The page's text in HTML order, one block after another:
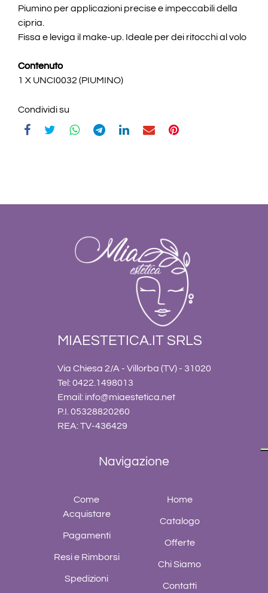
Piumino per applicazioni precise e impeccabili della
cipria.
Fissa e leviga il make-up. Ideale per dei ritocchi al volo
Contenuto
1 X UNCI0032 (PIUMINO)
Condividi su
MIAESTETICA.IT SRLS
Via Chiesa 2/A - Villorba (TV) - 31020
Tel: 0422.1498013
Email: info@miaestetica.net
P.I. 05328820260
REA: TV-436429
Navigazione
Come
Acquistare
Pagamenti
Resi e Rimborsi
Spedizioni
Home
Catalogo
Offerte
Chi Siamo
Contatti